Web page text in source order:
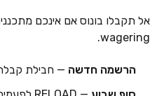
אל תקבלו בונוס אם אינכם
wagering.
הרשמה חדשה — חבילת